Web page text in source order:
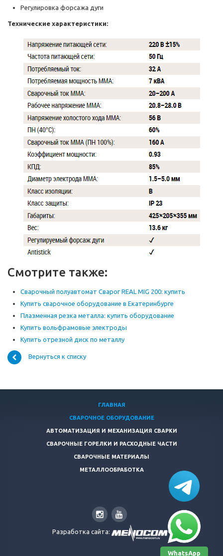
Регулировка форсажа дуги
Технические характеристики:
Смотрите также:
Сварочный полуавтомат Сварог REAL MIG 200: купить
Купить сварочное оборудование в Екатеринбурге
Плазменная резка металла: купить оборудование
Купить вольфрамовые электроды
Купить отрезной диск по металлу
Вернуться к списку
ГЛАВНАЯ
СВАРОЧНОЕ ОБОРУДОВАНИЕ
АВТОМАТИЗАЦИЯ И МЕХАНИЗАЦИЯ СВАРКИ
СВАРОЧНЫЕ ГОРЕЛКИ И РАСХОДНЫЕ ЧАСТИ
СВАРОЧНЫЕ МАТЕРИАЛЫ
МЕТАЛЛООБРАБОТКА
Разработка сайта:
WhatsApp